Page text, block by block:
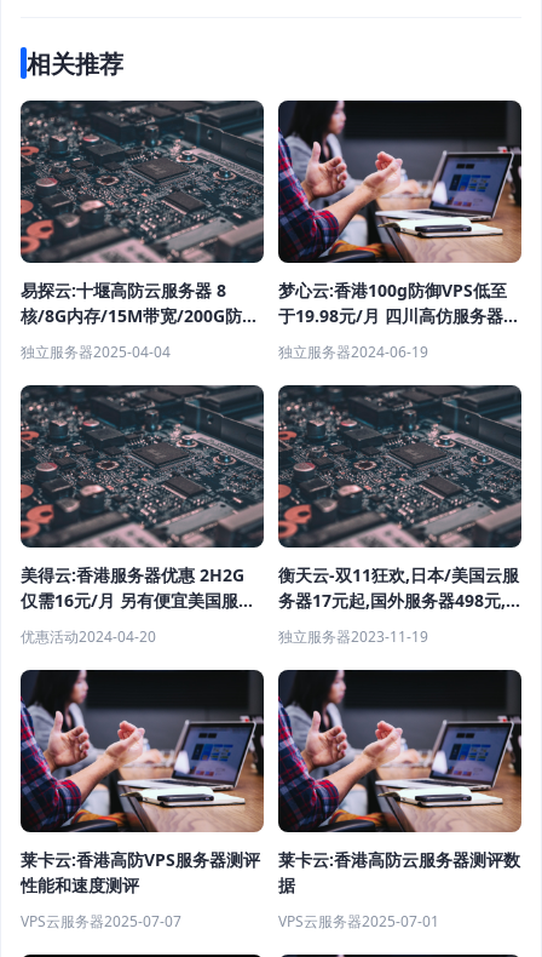
相关推荐
易探云:十堰高防云服务器 8
核/8G内存/15M带宽/200G防御
118元/月起
独立服务器2025-04-04
梦心云:香港100g防御VPS低至
于19.98元/月 四川高仿服务器低
至88元/月
独立服务器2024-06-19
美得云:香港服务器优惠 2H2G
仅需16元/月 另有便宜美国服务
器 便宜国内服务器 便宜高防服
务器出售
优惠活动2024-04-20
衡天云-双11狂欢,日本/美国云服
务器17元起,国外服务器498元,
续费同价
独立服务器2023-11-19
莱卡云:香港高防VPS服务器测评
性能和速度测评
VPS云服务器2025-07-07
莱卡云:香港高防云服务器测评数
据
VPS云服务器2025-07-01